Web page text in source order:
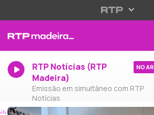
RTP Notícias (RTP
Madeira)
Emissão em simultâneo com RTP
Notícias
NO AR